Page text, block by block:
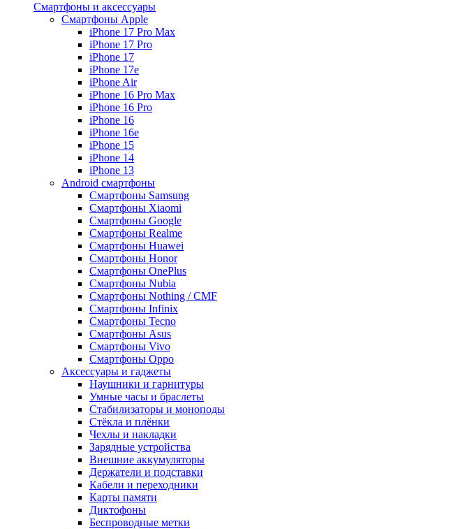
Смартфоны и аксессуары
Смартфоны Apple
iPhone 17 Pro Max
iPhone 17 Pro
iPhone 17
iPhone 17e
iPhone Air
iPhone 16 Pro Max
iPhone 16 Pro
iPhone 16
iPhone 16e
iPhone 15
iPhone 14
iPhone 13
Android cмартфоны
Смартфоны Samsung
Смартфоны Xiaomi
Смартфоны Google
Смартфоны Realme
Смартфоны Huawei
Смартфоны Honor
Смартфоны OnePlus
Смартфоны Nubia
Смартфоны Nothing / CMF
Смартфоны Infinix
Смартфоны Tecno
Смартфоны Asus
Смартфоны Vivo
Смартфоны Oppo
Аксессуары и гаджеты
Наушники и гарнитуры
Умные часы и браслеты
Стабилизаторы и моноподы
Стёкла и плёнки
Чехлы и накладки
Зарядные устройства
Внешние аккумуляторы
Держатели и подставки
Кабели и переходники
Карты памяти
Диктофоны
Беспроводные метки